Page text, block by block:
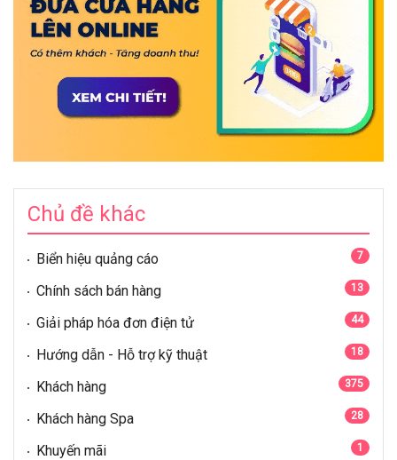
Chủ đề khác
Biển hiệu quảng cáo 7
Chính sách bán hàng 13
Giải pháp hóa đơn điện tử 44
Hướng dẫn - Hỗ trợ kỹ thuật 18
Khách hàng 375
Khách hàng Spa 28
Khuyến mãi 1